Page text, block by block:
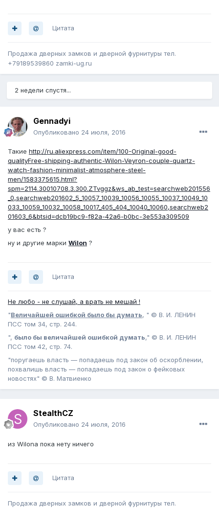
Цитата
Продажа дверных замков и дверной фурнитуры тел.
+79189539860 zamki-ug.ru
2 недели спустя...
Gennadyi
Опубликовано 24 июля, 2016
Такие http://ru.aliexpress.com/item/100-Original-good-
qualityFree-shipping-authentic-Wilon-Veyron-couple-quartz-
watch-fashion-minimalist-atmosphere-steel-
men/1583375615.html?
spm=2114.30010708.3.300.ZTvggz&ws_ab_test=searchweb201556
_0,searchweb201602_5_10057_10039_10056_10055_10037_10049_10
033_10059_10032_10058_10017_405_404_10040_10060,searchweb2
01603_6&btsid=dcb19bc9-f82a-42a6-b0bc-3e553a309509
у вас есть ?
ну и другие марки Wilon ?
Цитата
Не любо - не слушай, а врать не мешай !
"Величайшей ошибкой было бы думать, " © В. И. ЛЕНИН
ПСС том 34, стр. 244.
", было бы величайшей ошибкой думать," © В. И. ЛЕНИН
ПСС том 42, стр. 74.
"поругаешь власть — попадаешь под закон об оскорблении,
похвалишь власть — попадаешь под закон о фейковых
новостях" © В. Матвиенко
StealthCZ
Опубликовано 24 июля, 2016
из Wilona пока нету ничего
Цитата
Продажа дверных замков и дверной фурнитуры тел.